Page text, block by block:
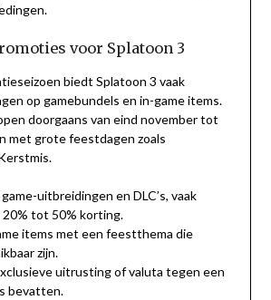
voor Splatoon 3
biedt Splatoon 3 vaak
op gamebundels en in-game items.
doorgaans van eind november tot
met grote feestdagen zoals
uitbreidingen en DLC’s, vaak
20% tot 50% korting.
items met een feestthema die
zijn.
uitrusting of valuta tegen een
bevatten.